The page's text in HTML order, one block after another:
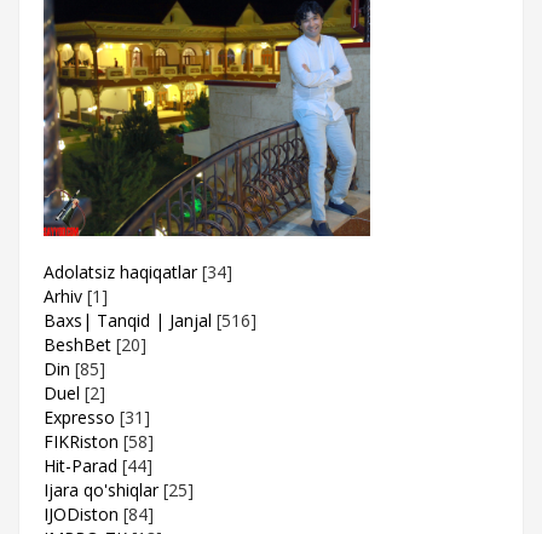
Adolatsiz haqiqatlar [34]
Arhiv [1]
Baxs| Tanqid | Janjal [516]
BeshBet [20]
Din [85]
Duel [2]
Expresso [31]
FIKRiston [58]
Hit-Parad [44]
Ijara qo'shiqlar [25]
IJODiston [84]